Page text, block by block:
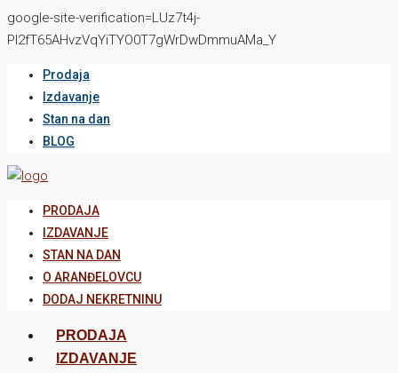
google-site-verification=LUz7t4j-
PI2fT65AHvzVqYiTYO0T7gWrDwDmmuAMa_Y
Prodaja
Izdavanje
Stan na dan
BLOG
PRODAJA
IZDAVANJE
STAN NA DAN
O ARANĐELOVCU
DODAJ NEKRETNINU
PRODAJA
IZDAVANJE